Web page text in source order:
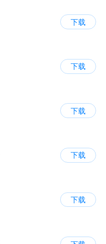
下载
下载
下载
下载
下载